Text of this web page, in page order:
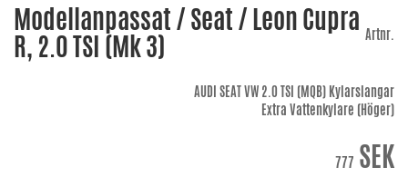
Modellanpassat / Seat / Leon Cupra
R, 2.0 TSI (Mk 3) Artnr.
AUDI SEAT VW 2.0 TSI (MQB) Kylarslangar
Extra Vattenkylare (Höger)
777 SEK